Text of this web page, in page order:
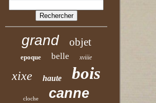
grand objet
epoque belle xviiie
xixe haute bois
cloche canne